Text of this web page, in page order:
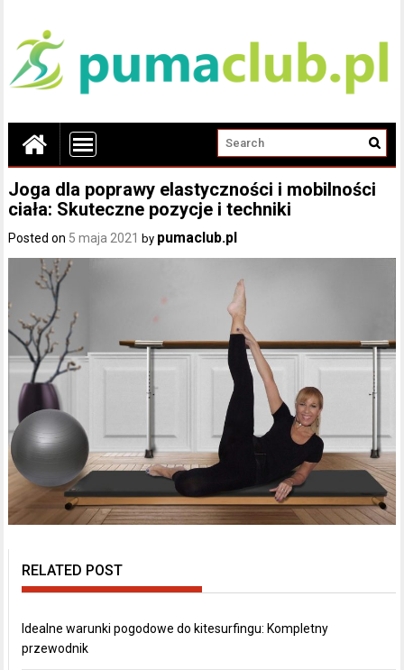
Joga dla poprawy elastyczności i mobilności
ciała: Skuteczne pozycje i techniki
Posted on 5 maja 2021 by pumaclub.pl
RELATED POST
Idealne warunki pogodowe do kitesurfingu: Kompletny
przewodnik